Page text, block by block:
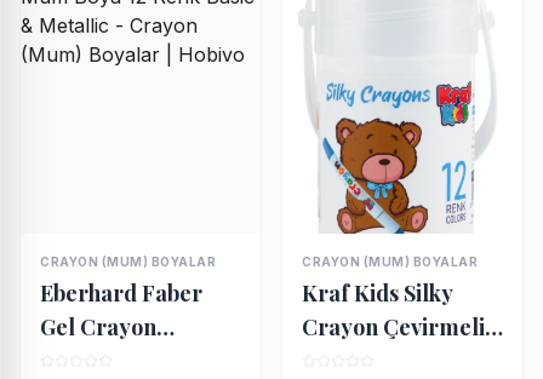
CRAYON (MUM) BOYALAR
Eberhard Faber
Gel Crayon
CRAYON (MUM) BOYALAR
Kraf Kids Silky
Crayon Çevirmeli